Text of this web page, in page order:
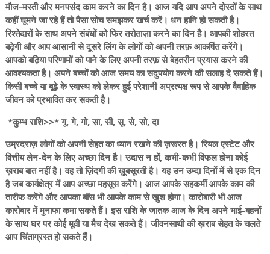
मौज-मस्ती और मनपसंद काम करने का दिन है। आज यदि आप अपने दोस्तों के साथ
कहीं घूमने जा रहे हैं तो पैसा सोच समझकर खर्च करें। धन हानि हो सकती है।
रिश्तेदारों के साथ अपने संबंधों को फिर तरोताज़ा करने का दिन है। आपकी शोहरत
बढ़ेगी और आप आसानी से दूसरे लिंग के लोगों को अपनी तरफ़ आकर्षित करेंगे।
आपको बढ़िया परिणामों को पाने के लिए अपनी तरफ़ से बेहतरीन प्रयास करने की
आवश्यकता है। अपने बच्चों को आज समय का सदुपयोग करने की सलाह दे सकते हैं।
किसी बच्चे या बूढ़े के स्वास्थ को लेकर हुई परेशानी अप्रत्यक्ष रूप से आपके वैवाहिक
जीवन को प्रभावित कर सकती है।
*कुम्भ राशि>>* गू, गे, गो, सा, सी, सू, से, सो, दा
उम्रदराज़ लोगों को अपनी सेहत का ध्यान रखने की ज़रूरत है। रियल एस्टेट और
वित्तीय लेन-देन के लिए अच्छा दिन है। उदास न हों, कभी-कभी विफल होना कोई
ख़राब बात नहीं है। वह तो ज़िंदगी की ख़ूबसूरती है। यह उन उम्दा दिनों में से एक दिन
है जब कार्यक्षेत्र में आप अच्छा महसूस करेंगे। आज आपके सहकर्मी आपके काम की
तारीफ करेंगे और आपका बॉस भी आपके काम से खुश होगा। कारोबारी भी आज
कारोबार में मुनाफा कमा सकते हैं। इस राशि के जातक आज के दिन अपने भाई-बहनों
के साथ घर पर कोई मूवी या मैच देख सकते हैं। जीवनसाथी की ख़राब सेहत के चलते
आप चिंताग्रस्त हो सकते हैं।